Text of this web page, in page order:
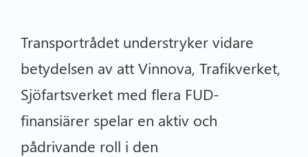
Transportrådet understryker vidare
betydelsen av att Vinnova, Trafikverket,
Sjöfartsverket med flera FUD-
finansiärer spelar en aktiv och
pådrivande roll i den